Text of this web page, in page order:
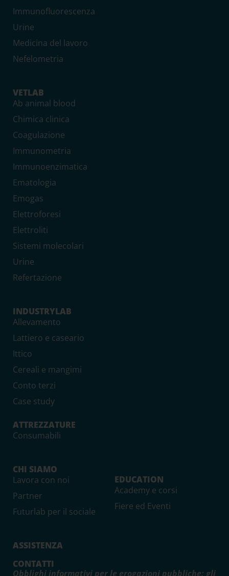
Immunofluorescenza
Urine
Medicina del lavoro
Nefelometria
VETLAB
Ab animal blood
Chimica clinica
Coagulazione
Immunometria
Immunoenzimatica
Ematologia
Emogas
Elettroforesi
Elettroliti
Sistemi molecolari
Urine
Refertazione
INDUSTRYLAB
Allevamento
Lattiero e caseario
Ittico
Cereali e mangimi
Conto terzi
Case study
ATTREZZATURE
Consumabili
CHI SIAMO
Lavora con noi
Partner
Futurlab per il sociale
EDUCATION
Academy e corsi
Fiere ed Eventi
ASSISTENZA
CONTATTI
Obblighi informativi per le erogazioni pubbliche: gli